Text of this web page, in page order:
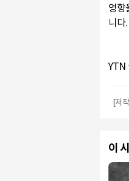
영향
니다.
YTN
[저
이